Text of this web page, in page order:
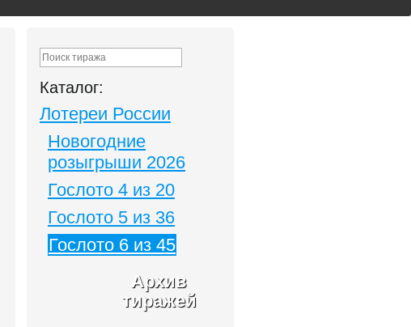
Каталог:
Лотереи России
Новогодние
розыгрыши 2026
Гослото 4 из 20
Гослото 5 из 36
Гослото 6 из 45
Архив
тиражей